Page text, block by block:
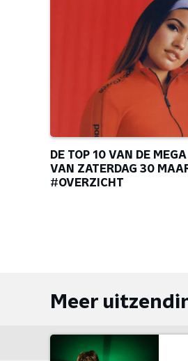
DE TOP 10 VAN DE
VAN ZATERDAG 30
#OVERZICHT
Meer